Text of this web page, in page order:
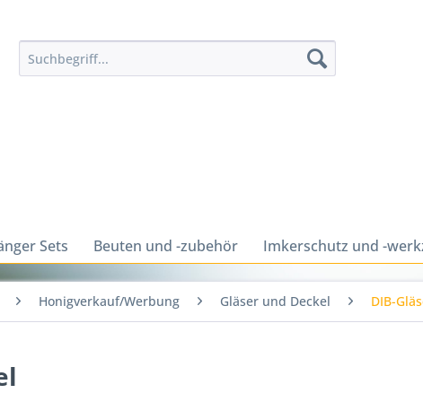
Sets Beuten und -zubehör Imkerschutz und -
Honigverkauf/Werbung Gläser und Deckel DIB-